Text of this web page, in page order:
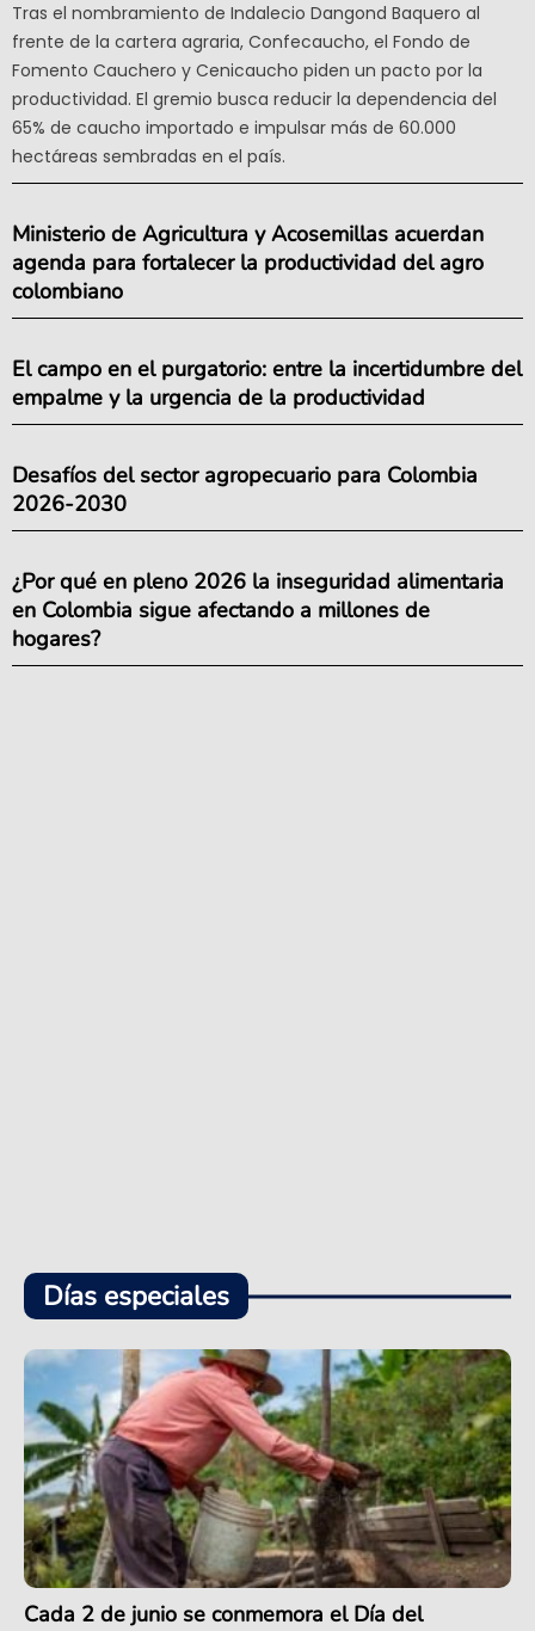
Tras el nombramiento de Indalecio Dangond Baquero al
frente de la cartera agraria, Confecaucho, el Fondo de
Fomento Cauchero y Cenicaucho piden un pacto por la
productividad. El gremio busca reducir la dependencia del
65% de caucho importado e impulsar más de 60.000
hectáreas sembradas en el país.
Ministerio de Agricultura y Acosemillas acuerdan
agenda para fortalecer la productividad del agro
colombiano
El campo en el purgatorio: entre la incertidumbre del
empalme y la urgencia de la productividad
Desafíos del sector agropecuario para Colombia
2026-2030
¿Por qué en pleno 2026 la inseguridad alimentaria
en Colombia sigue afectando a millones de
hogares?
Días especiales
Cada 2 de junio se conmemora el Día del